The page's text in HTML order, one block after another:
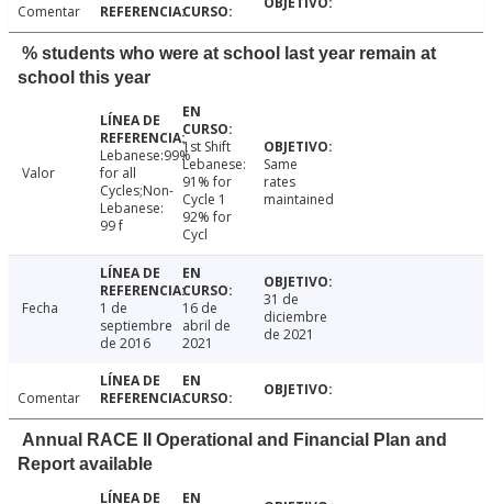
Comentar
% students who were at school last year remain at
school this year
Valor
Lebanese:99%
for all
Cycles;Non-
Lebanese:
99 f
1st Shift
Lebanese:
91% for
Cycle 1
92% for
Cycl
Same
rates
maintained
Fecha
1 de
septiembre
de 2016
16 de
abril de
2021
31 de
diciembre
de 2021
Comentar
Annual RACE II Operational and Financial Plan and
Report available